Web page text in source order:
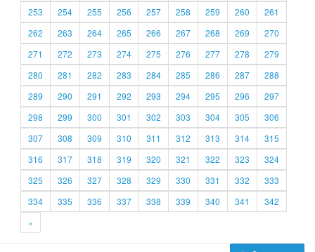
253
254 255 256 257 258 259 260
261
262
263 264 265 266 267 268 269
270
271
272 273 274 275 276 277 278
279
280
281 282 283 284 285 286 287
288
289
290 291 292 293 294 295 296
297
298
299 300 301 302 303 304 305
306
307
308 309 310 311 312 313 314
315
316
317 318 319 320 321 322 323
324
325
326 327 328 329 330 331 332
333
334
335 336 337 338 339 340 341
342
»